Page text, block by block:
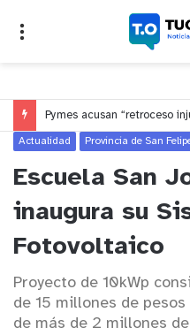
Actualidad Provincia de San
Escuela San
inaugura su
Fotovoltaico
Proyecto de 10kWp
de 15 millones de
de más de 2 millones